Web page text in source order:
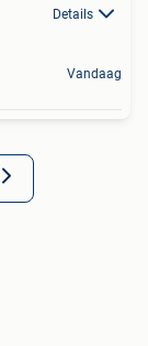
Details
Vandaag